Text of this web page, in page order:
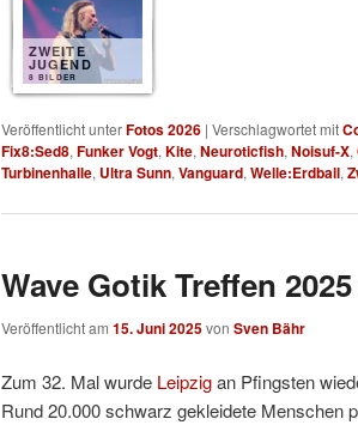
ZWEITE
JUGEND
8 BILDER
Veröffentlicht unterFotos 2026 | Verschlagwortet mit
Fix8:Sed8, Funker Vogt, Kite, Neuroticfish, Noisuf-X,
Turbinenhalle, Ultra Sunn, Vanguard, Welle:Erdball,
Wave Gotik Treffen
Veröffentlicht am 15. Juni 2025von Sven Bähr
Zum 32. Mal wurde Leipzigan Pfingsten
Rund 20.000 schwarz gekleidete Menschen